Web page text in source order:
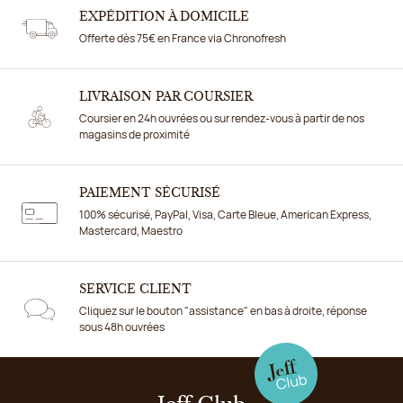
EXPÉDITION À DOMICILE
Offerte dès 75€ en France via Chronofresh
LIVRAISON PAR COURSIER
Coursier en 24h ouvrées ou sur rendez-vous à partir de nos
magasins de proximité
PAIEMENT SÉCURISÉ
100% sécurisé, PayPal, Visa, Carte Bleue, American Express,
Mastercard, Maestro
SERVICE CLIENT
Cliquez sur le bouton "assistance" en bas à droite, réponse
sous 48h ouvrées